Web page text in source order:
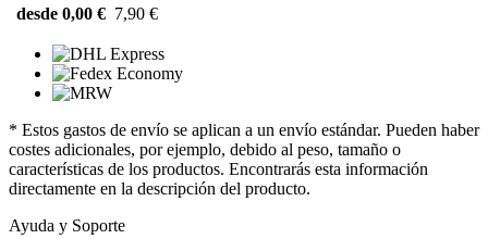
desde 0,00 € 7,90 €
* Estos gastos de envío se aplican a un envío estándar. Pueden haber
costes adicionales, por ejemplo, debido al peso, tamaño o
características de los productos. Encontrarás esta información
directamente en la descripción del producto.
Ayuda y Soporte